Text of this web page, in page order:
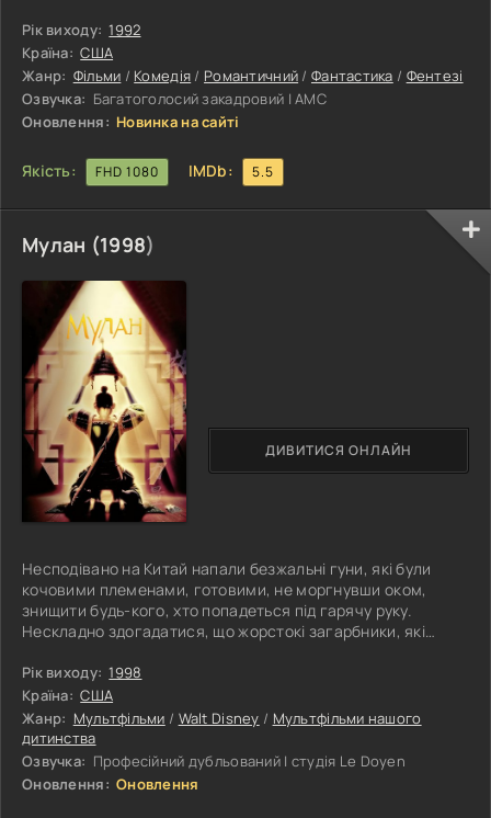
повелителю джинів Доленц отримує доручення на Землі і
потрапляє в пляшку Скотті. Побажавши прокинутися
вранці в ліжку з красунями, Скотті заснув. Коли на ранок
прокинувся і побачив поруч лежачих дівчат, він зрозумів,
що пляшка
Рік виходу: 1992
Країна: США
Жанр: Фільми / Комедія / Романтичний / Фантастика / Фентезі
Озвучка: Багатоголосий закадровий | АМС
Оновлення: Новинка на сайті
Якість: FHD 1080 IMDb: 5.5
Мулан (1998)
Несподівано на Китай напали безжальні гуни, які були
кочовими племенами, готовими, не моргнувши оком,
знищити будь-кого, хто попадеться під гарячу руку.
Нескладно здогадатися, що жорстокі загарбники, які
вбити дітей і людей похилого віку, особливо не
заморочуючись щодо моральної сторони питання.
Відтепер населення великої держави просто змушене
стати на захист історичної батьківщини. Кожне сімейство
прагне виконати громадянський обов'язок,
Рік виходу: 1998
Країна: США
Жанр: Мультфільми / Walt Disney / Мультфільми нашого
дитинства
Озвучка: Професійний дубльований | студія Le Doyen
Оновлення: Оновлення
ДИВИТИСЯ ОНЛАЙН